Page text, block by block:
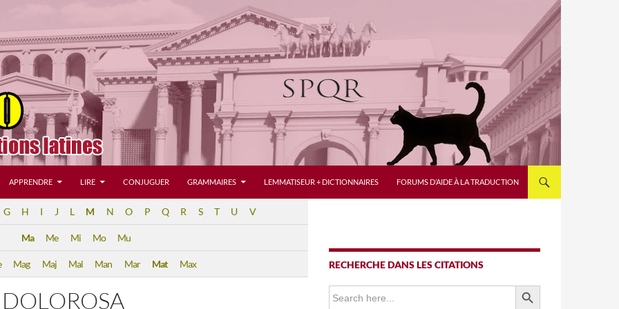
APPRENDRE LIRE CONJUGUER GRAMMAIRES LEMMATISEUR + DICTIONNAIRES FORUMS D’AIDE À LA TRADUCTION
G H I J L M N O P Q R S T U V
Ma Me Mi Mo Mu
Mag Maj Mal Man Mar Mat Max RECHERCHE DANS LES CITATIONS
Search
for:
SEARCH BUTTON